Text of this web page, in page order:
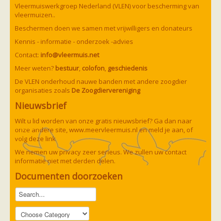
Vleermuizen in de tuin
Aankondiging activiteiten
Ik ben op zoek naar een detector
Ecologie en soorten
Hoe vleermuizen leven
Voedsel en jagen
Verblijfplaatsen
Echolocatie
Soorten
Baardvleermuis
Bechsteins vleermuis
Bosvleermuis
Brandt's vleermuis
Bruine of gewone grootoorvleermuis
Franjestaart
Gewone dwergvleermuis
Grijze grootoorvleermuis
Grote rosse vleermuis
Ingekorven vleermuis
Kleine en grote hoefijzerneus
Laatvlieger
Meervleermuis
Noordse vleermuis
Rosse vleermuis
Paul van Hoof
Vleermuiswerkgroep Nederland (VLEN) voor bescherming van
vleermuizen..
Beschermen doen we samen met vrijwilligers en donateurs
Kennis - informatie - onderzoek -advies
Contact: info@vleermuis.net
Meer weten? bestuur, colofon, geschiedenis
De VLEN onderhoud nauwe banden met andere zoogdier
organisaties zoals De Zoogdiervereniging
Nieuwsbrief
Wilt u lid worden van onze gratis nieuwsbrief? Ga dan naar
onze andere site,www.meervleermuis.nlen meld je aan, of
volg deze link
We nemen uw privacy zeer serieus. We zullen uw contact
informatie niet met derden delen.
Documenten doorzoeken